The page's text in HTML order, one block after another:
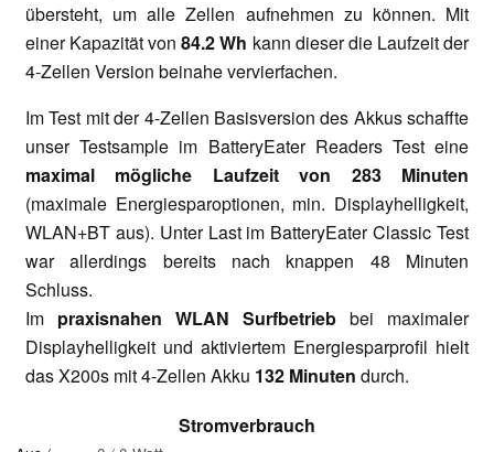
übersteht, um alle Zellen aufnehmen zu können. Mit
einer Kapazität von84.2 Wh kann dieser die Laufzeit der
4-Zellen Version beinahe vervierfachen.
Im Test mit der 4-Zellen Basisversion des Akkus schaffte
unser Testsample im BatteryEater Readers Test eine
maximal mögliche Laufzeit von 283 Minuten
(maximale Energiesparoptionen, min. Displayhelligkeit,
WLAN+BT aus). Unter Last im BatteryEater Classic Test
war allerdings bereits nach knappen 48 Minuten
Schluss.
Im praxisnahen WLAN Surfbetrieb bei maximaler
Displayhelligkeit und aktiviertem Energiesparprofil hielt
das X200s mit 4-Zellen Akku 132 Minuten durch.
Stromverbrauch